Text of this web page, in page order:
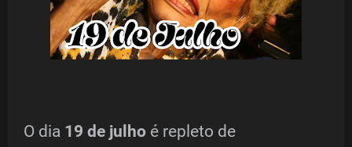
O dia 19 de julho é repleto de